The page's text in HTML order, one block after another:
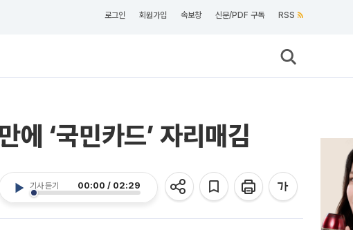
로그인 회원가입 속보창 신문/PDF 구독 RSS
‘국민카드’ 자리매김
기사 듣기 00:00 / 02:29